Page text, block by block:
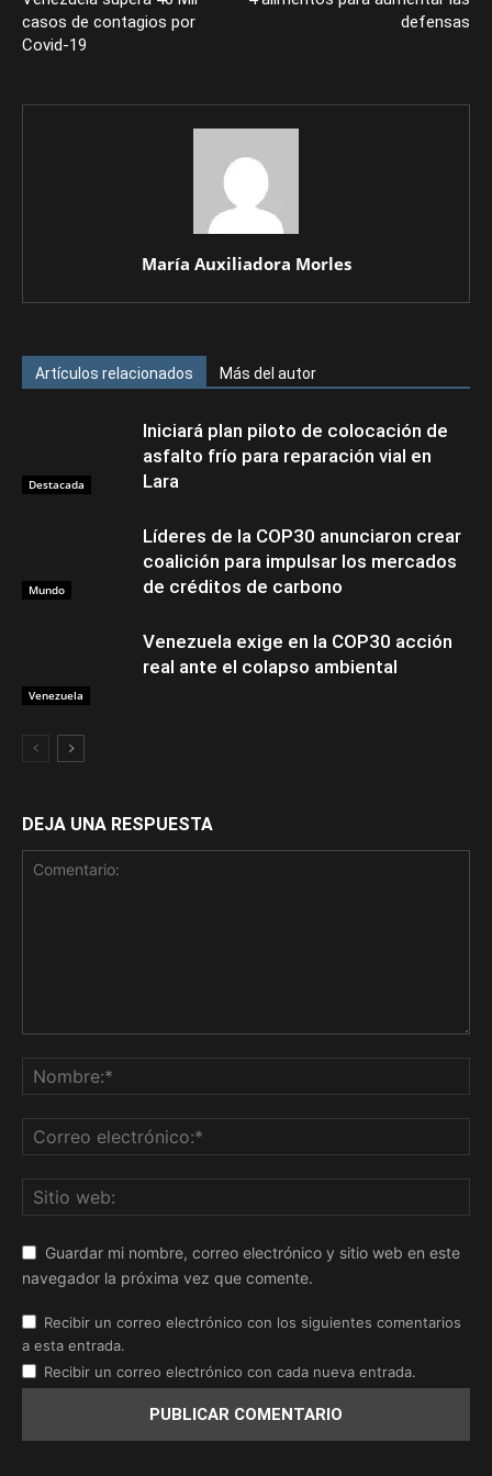
casos de contagios por
Covid-19
defensas
María Auxiliadora Morles
Artículos relacionados Más del autor
Destacada
Iniciará plan piloto de colocación de
asfalto frío para reparación vial en
Lara
Mundo
Líderes de la COP30 anunciaron crear
coalición para impulsar los mercados
de créditos de carbono
Venezuela
Venezuela exige en la COP30 acción
real ante el colapso ambiental
DEJA UNA RESPUESTA
Guardar mi nombre, correo electrónico y sitio web en este
navegador la próxima vez que comente.
Recibir un correo electrónico con los siguientes comentarios
a esta entrada.
Recibir un correo electrónico con cada nueva entrada.